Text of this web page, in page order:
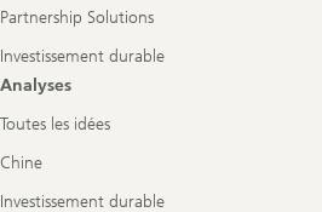
Partnership Solutions
Investissement durable
Analyses
Toutes les idées
Chine
Investissement durable